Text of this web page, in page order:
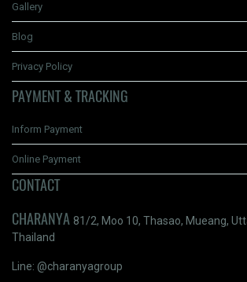
Gallery
Blog
Privacy Policy
PAYMENT & TRACKING
Inform Payment
Online Payment
CONTACT
CHARANYA 81/2, Moo 10, Thasao, Mueang,
Thailand
Line: @charanyagroup